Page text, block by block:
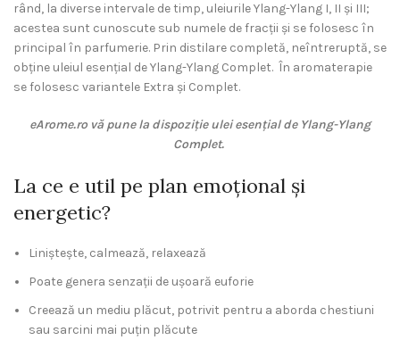
rând, la diverse intervale de timp, uleiurile Ylang-Ylang I, II și III;
acestea sunt cunoscute sub numele de fracții și se folosesc în
principal în parfumerie. Prin distilare completă, neîntreruptă, se
obține uleiul esențial de Ylang-Ylang Complet. În aromaterapie
se folosesc variantele Extra și Complet.
eArome.ro vă pune la dispoziție ulei esențial de Ylang-Ylang
Complet.
La ce e util pe plan emoțional și
energetic?
Liniștește, calmează, relaxează
Poate genera senzații de ușoară euforie
Creează un mediu plăcut, potrivit pentru a aborda chestiuni
sau sarcini mai puțin plăcute